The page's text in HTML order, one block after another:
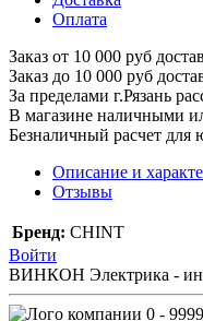
Оплата
Заказ от 10 000 руб
Заказ до 10 000 руб
За пределами г.Рязань
В магазине наличными
Безналичный расчет
Описание и
Отзывы
Бренд: CHINT
Войти
ВИНКОН Электрика -
0 -